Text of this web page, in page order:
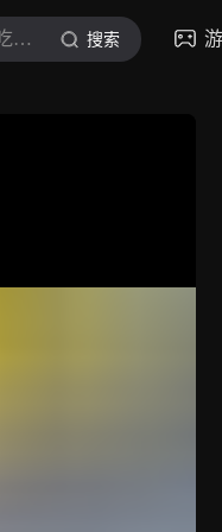
爱吃面包的泰迪熊 搜索